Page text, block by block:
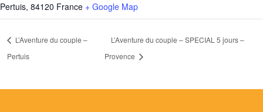
Pertuis, 84120 France + Google Map
L’Aventure du couple –
Pertuis
L’Aventure du couple – SPECIAL 5 jours –
Provence